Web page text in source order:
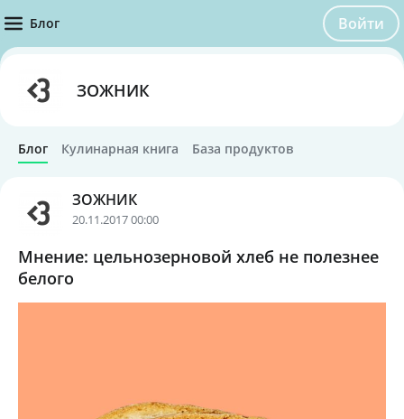
Блог Войти
ЗОЖНИК
Блог Кулинарная книга База продуктов
ЗОЖНИК
20.11.2017 00:00
Мнение: цельнозерновой хлеб не полезнее
белого